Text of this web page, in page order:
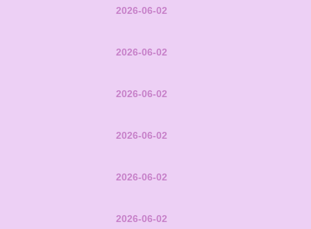
2026-06-02
2026-06-02
2026-06-02
2026-06-02
2026-06-02
2026-06-02